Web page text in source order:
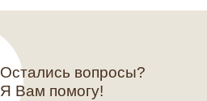
Остались вопросы?
Я Вам помогу!